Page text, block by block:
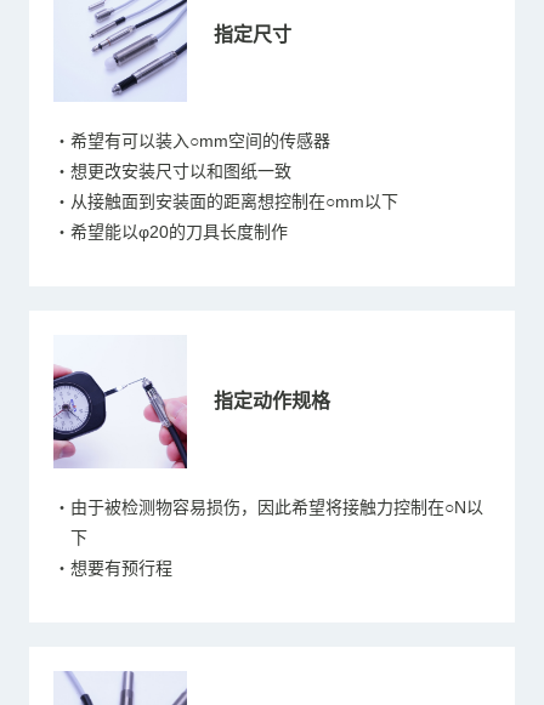
指定尺寸
・希望有可以装入○mm空间的传感器
・想更改安装尺寸以和图纸一致
・从接触面到安装面的距离想控制在○mm以下
・希望能以φ20的刀具长度制作
指定动作规格
・由于被检测物容易损伤，因此希望将接触力控制在○N以
下
・想要有预行程